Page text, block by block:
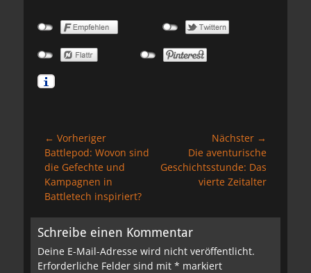
Beitragsnavigation
← Vorheriger
Vorheriger
Beitrag:
Battlepod: Wovon sind
die Gefechte und
Kampagnen in
Battletech inspiriert?
Nächster →
Nächster
Beitrag:
Die aventurische
Geschichtsstunde: Das
vierte Zeitalter
Schreibe einen Kommentar
Deine E-Mail-Adresse wird nicht veröffentlicht.
Erforderliche Felder sind mit * markiert